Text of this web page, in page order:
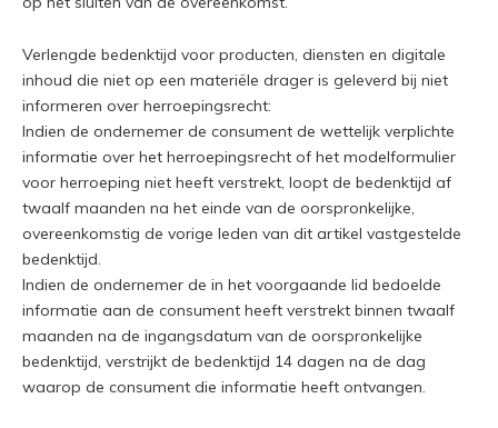
Verlengde bedenktijd voor producten, diensten en digitale
inhoud die niet op een materiële drager is geleverd bij niet
informeren over herroepingsrecht:
Indien de ondernemer de consument de wettelijk verplichte
informatie over het herroepingsrecht of het modelformulier
voor herroeping niet heeft verstrekt, loopt de bedenktijd af
twaalf maanden na het einde van de oorspronkelijke,
overeenkomstig de vorige leden van dit artikel vastgestelde
bedenktijd.
Indien de ondernemer de in het voorgaande lid bedoelde
informatie aan de consument heeft verstrekt binnen twaalf
maanden na de ingangsdatum van de oorspronkelijke
bedenktijd, verstrijkt de bedenktijd 14 dagen na de dag
waarop de consument die informatie heeft ontvangen.